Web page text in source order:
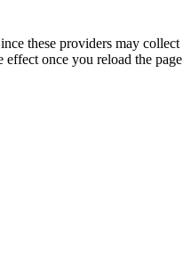
these providers may
once you reload the